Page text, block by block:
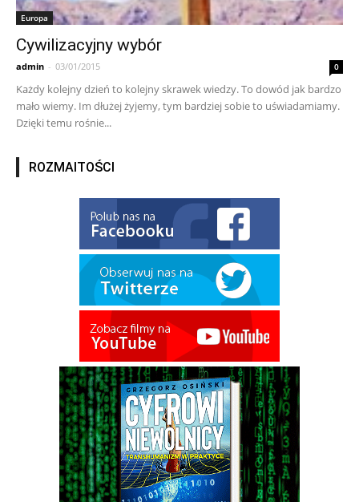
Europa
Cywilizacyjny wybór
admin - 03/01/2015 0
Każdy kolejny dzień to kolejny skrawek wiedzy. To dowód jak bardzo
mało wiemy. Im dłużej żyjemy, tym bardziej sobie to uświadamiamy.
Dzięki temu rośnie...
ROZMAITOŚCI